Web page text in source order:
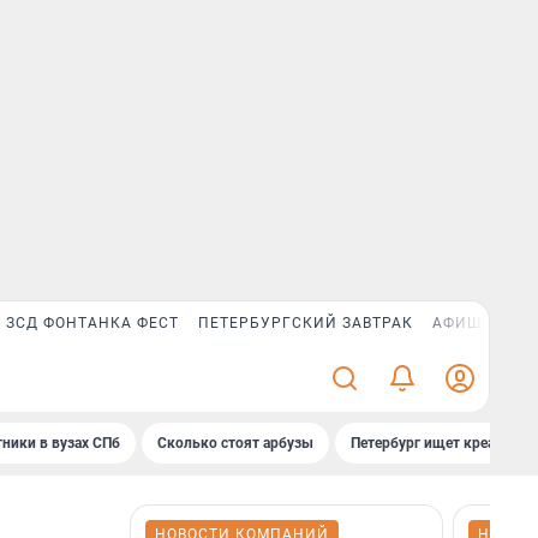
ЗСД ФОНТАНКА ФЕСТ ПЕТЕРБУРГСКИЙ ЗАВТРАК АФИША PLUS
в вузах СПб Сколько стоят арбузы Петербург ищет креатив
НОВОСТИ КОМПАНИЙ